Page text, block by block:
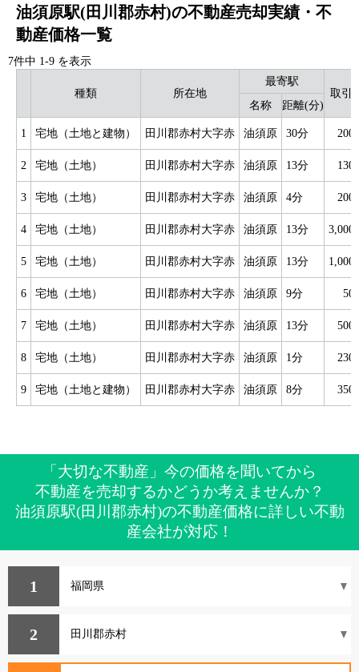
油須原駅(田川郡赤村)の不動産売却実績・不
動産価格一覧
7件中 1-9 を表示
種類 所在地
最寄駅
取引
名称
距離(分)
1 宅地（土地と建物） 田川郡赤村大字赤 油須原 30分 200
2 宅地（土地） 田川郡赤村大字赤 油須原 13分 130
3 宅地（土地） 田川郡赤村大字赤 油須原 4分 200
4 宅地（土地） 田川郡赤村大字赤 油須原 13分 3,000
5 宅地（土地） 田川郡赤村大字赤 油須原 13分 1,000
6 宅地（土地） 田川郡赤村大字赤 油須原 9分 50
7 宅地（土地） 田川郡赤村大字赤 油須原 13分 500
8 宅地（土地） 田川郡赤村大字赤 油須原 1分 230
9 宅地（土地と建物） 田川郡赤村大字赤 油須原 8分 350
「大切な不動産」今の価格を聞いてから
不動産を売却するかどうか考えませんか？
油須原駅(田川郡赤村)の不動産価格に詳しい不動
産会社が対応！
1
2